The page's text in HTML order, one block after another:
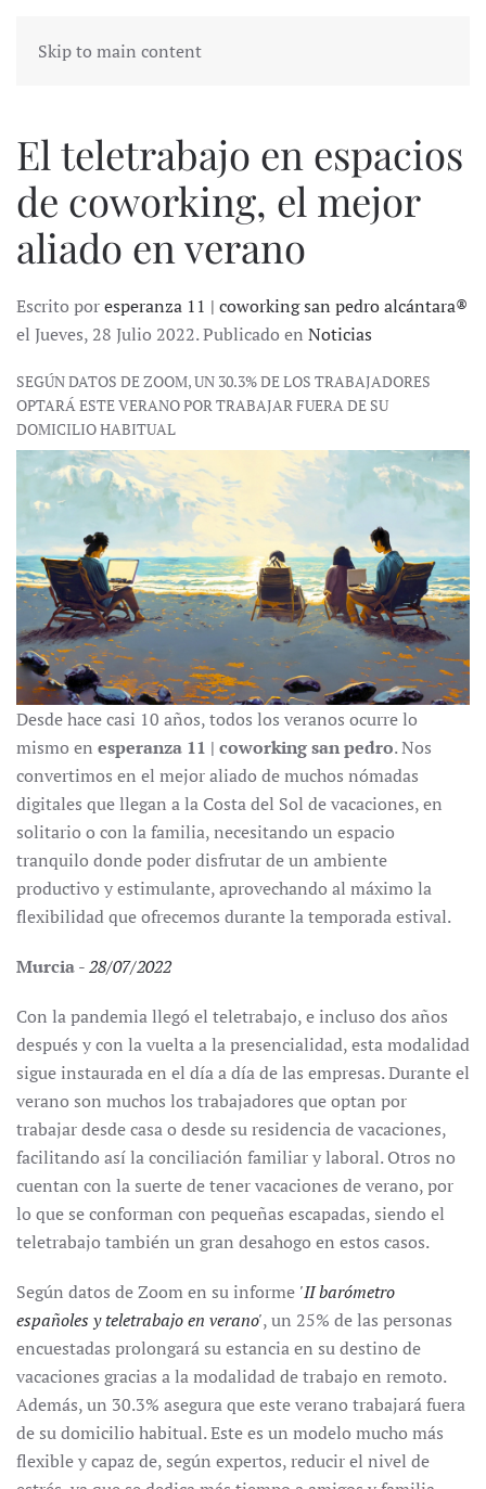
Skip to main content
El teletrabajo en espacios
de coworking, el mejor
aliado en verano
Escrito poresperanza 11 | coworking san pedro alcántara®
el Jueves, 28 Julio 2022. Publicado en Noticias
SEGÚN DATOS DE ZOOM, UN 30.3% DE LOS TRABAJADORES
OPTARÁ ESTE VERANO POR TRABAJAR FUERA DE SU
DOMICILIO HABITUAL
Desde hace casi 10 años, todos los veranos ocurre lo
mismo en esperanza 11 | coworking san pedro. Nos
convertimos en el mejor aliado de muchos nómadas
digitales que llegan a la Costa del Sol de vacaciones, en
solitario o con la familia, necesitando un espacio
tranquilo donde poder disfrutar de un ambiente
productivo y estimulante, aprovechando al máximo la
flexibilidad que ofrecemos durante la temporada estival.
Murcia-28/07/2022
Con la pandemia llegó el teletrabajo, e incluso dos años
después y con la vuelta a la presencialidad, esta modalidad
sigue instaurada en el día a día de las empresas. Durante el
verano son muchos los trabajadores que optan por
trabajar desde casa o desde su residencia de vacaciones,
facilitando así la conciliación familiar y laboral. Otros no
cuentan con la suerte de tener vacaciones de verano, por
lo que se conforman con pequeñas escapadas, siendo el
teletrabajo también un gran desahogo en estos casos.
Según datos de Zoom en su informe 'II barómetro
españoles y teletrabajo en verano', un 25% de las personas
encuestadas prolongará su estancia en su destino de
vacaciones gracias a la modalidad de trabajo en remoto.
Además, un 30.3% asegura que este verano trabajará fuera
de su domicilio habitual. Este es un modelo mucho más
flexible y capaz de, según expertos, reducir el nivel de